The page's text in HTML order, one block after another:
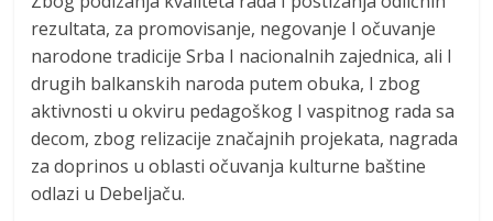
rezultata, za promovisanje, negovanje I očuvanje
narodone tradicije Srba I nacionalnih zajednica, ali I
drugih balkanskih naroda putem obuka, I zbog
aktivnosti u okviru pedagoškog I vaspitnog rada sa
decom, zbog relizacije značajnih projekata, nagrada
za doprinos u oblasti očuvanja kulturne baštine
odlazi u Debeljaču.